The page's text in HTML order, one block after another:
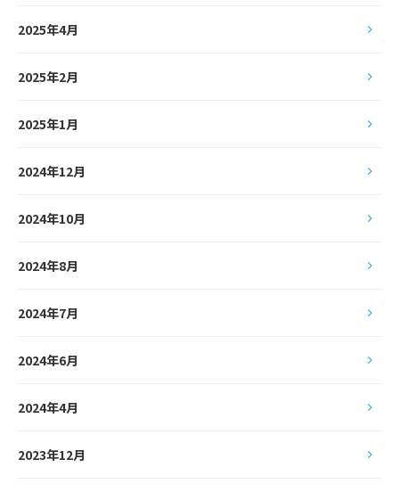
2025年4月
2025年2月
2025年1月
2024年12月
2024年10月
2024年8月
2024年7月
2024年6月
2024年4月
2023年12月